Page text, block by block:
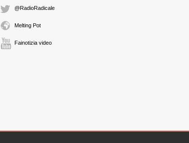
@RadioRadicale
Melting Pot
Fainotizia video